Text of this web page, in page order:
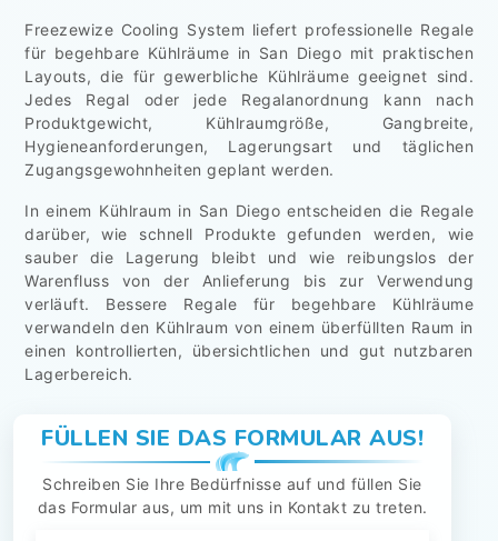
Freezewize Cooling System liefert professionelle Regale
für begehbare Kühlräume in San Diego mit praktischen
Layouts, die für gewerbliche Kühlräume geeignet sind.
Jedes Regal oder jede Regalanordnung kann nach
Produktgewicht, Kühlraumgröße, Gangbreite,
Hygieneanforderungen, Lagerungsart und täglichen
Zugangsgewohnheiten geplant werden.
In einem Kühlraum in San Diego entscheiden die Regale
darüber, wie schnell Produkte gefunden werden, wie
sauber die Lagerung bleibt und wie reibungslos der
Warenfluss von der Anlieferung bis zur Verwendung
verläuft. Bessere Regale für begehbare Kühlräume
verwandeln den Kühlraum von einem überfüllten Raum in
einen kontrollierten, übersichtlichen und gut nutzbaren
Lagerbereich.
FÜLLEN SIE DAS FORMULAR AUS!
Schreiben Sie Ihre Bedürfnisse auf und füllen Sie
das Formular aus, um mit uns in Kontakt zu treten.